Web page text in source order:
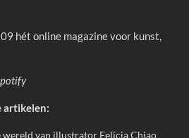
hét online magazine voor kunst,
artikelen:
wereld van illustrator Felicia Chiao